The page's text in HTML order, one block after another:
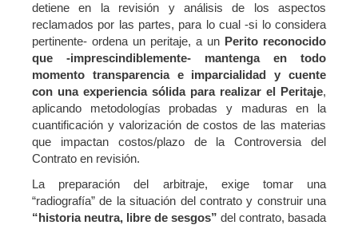
detiene en la revisión y análisis de los aspectos
reclamados por las partes, para lo cual -si lo considera
pertinente- ordena un peritaje, a un Perito reconocido
que -imprescindiblemente- mantenga en todo
momento transparencia e imparcialidad y cuente
con una experiencia sólida para realizar el Peritaje,
aplicando metodologías probadas y maduras en la
cuantificación y valorización de costos de las materias
que impactan costos/plazo de la Controversia del
Contrato en revisión.
La preparación del arbitraje, exige tomar una
“radiografía” de la situación del contrato y construir una
“historia neutra, libre de sesgos” del contrato, basada